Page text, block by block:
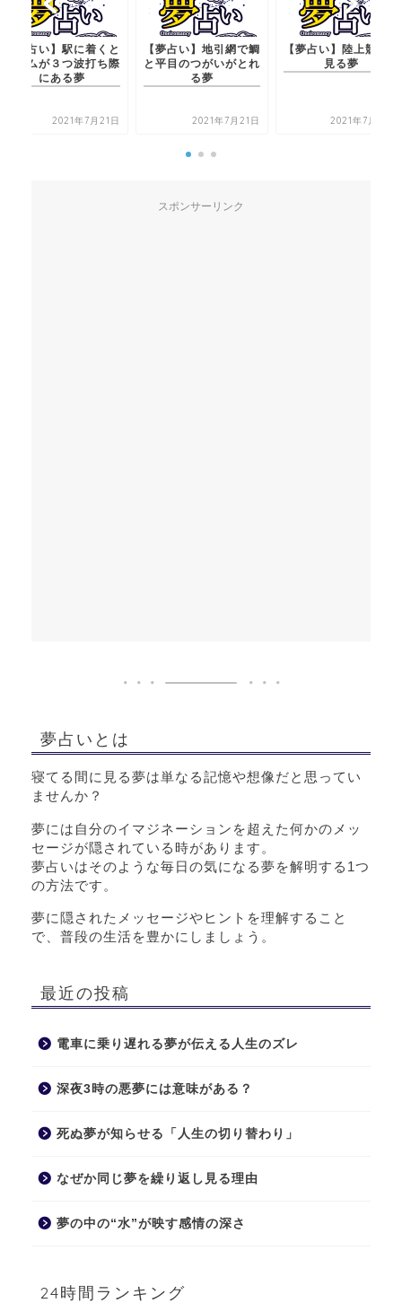
【夢占い】駅に着くと
ホームが３つ波打ち際
にある夢
2021年7月21日
【夢占い】地引網で鯛
と平目のつがいがとれ
る夢
2021年7月21日
【夢占い】陸上競技を
見る夢
2021年7月22日
スポンサーリンク
夢占いとは
寝てる間に見る夢は単なる記憶や想像だと思ってい
ませんか？
夢には自分のイマジネーションを超えた何かのメッ
セージが隠されている時があります。
夢占いはそのような毎日の気になる夢を解明する1つ
の方法です。
夢に隠されたメッセージやヒントを理解すること
で、普段の生活を豊かにしましょう。
最近の投稿
電車に乗り遅れる夢が伝える人生のズレ
深夜3時の悪夢には意味がある？
死ぬ夢が知らせる「人生の切り替わり」
なぜか同じ夢を繰り返し見る理由
夢の中の“水”が映す感情の深さ
24時間ランキング